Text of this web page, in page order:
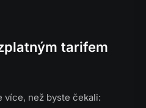
tarifem
více, než byste čekali: